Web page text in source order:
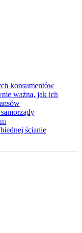
konsumentów
ważna, jak ich
ścianie